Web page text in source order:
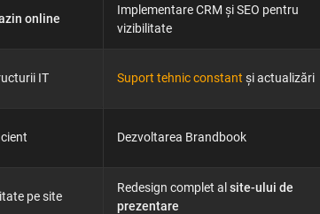
online
Implementare CRM și SEO pentru
vizibilitate
IT Suport tehnic constant și actualizări
Dezvoltarea Brandbook
pe site
Redesign complet al site-ului de
prezentare
Trimite